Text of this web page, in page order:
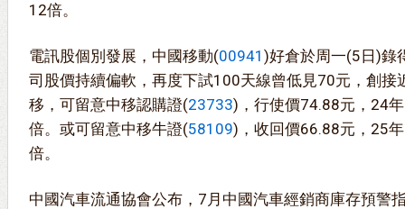
12倍。
電訊股個別發展，中國移動(00941 )好倉於周一(5日)錄
司股價持續偏軟，再度下試100天線曾低見70元，創接
移，可留意中移認購證(23733)，行使價74.88元，24
倍。或可留意中移牛證(58109)，收回價66.88元，25
倍。
中國汽車流通協會公布，7月中國汽車經銷商庫存預警